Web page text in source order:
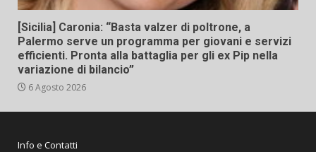
[Sicilia] Caronia: “Basta valzer di poltrone, a
Palermo serve un programma per giovani e servizi
efficienti. Pronta alla battaglia per gli ex Pip nella
variazione di bilancio”
6 Agosto 2026
Info e Contatti